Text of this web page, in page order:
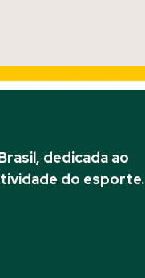
dedicada ao
do esporte.